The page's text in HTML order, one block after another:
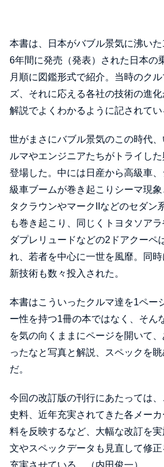
本書は、日本がバブル景気に沸い
6年間に発売（発表）された日本の
月順に図鑑形式で紹介。当時のク
ズ、それに応える各社の技術の進化
解説でよくわかるように記されてい
世がまさにバブル景気のこの時代
ルマやエンジニアたちがトライし
登場した。中には日産から高級車
級車ブームが巻き起こりシーマ現
タクラウンやマークIIなどのセダン
も巻き起こり、同じくトヨタソア
ダプレリュードなどの2ドアクーペ
れ、若者を中心に一世を風靡。同
新技術も数々投入された。
本書はこういったクルマ達を1ペー
ー性を持つ1冊の本ではなく、そん
を気の向くままにページを開いて
ったなと写真と解説、スペックを
だ。
今回の改訂版の刊行にあたっては
史料、近年充実されてきた各メー
料を反映するなど、大幅な改訂を
文やスペックデータも見直して修
充実させている。（内田俊一）